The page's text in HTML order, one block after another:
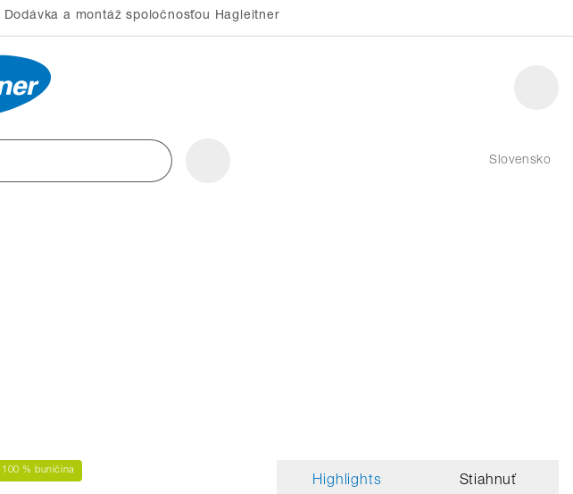
Dodávka a montáž spoločnosťou Hagleitner
Slovensko
100 % buničina
Highlights Stiahnuť